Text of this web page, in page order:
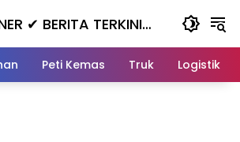
✔ BERITA TERKINI
HARI INI
Peti Kemas Truk Logistik